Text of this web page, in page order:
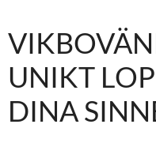
UNIKT
DINA